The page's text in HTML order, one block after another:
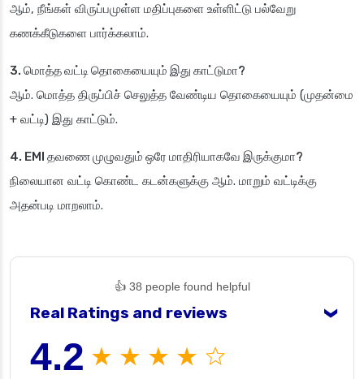
ஆம், நீங்கள் விருப்பமுள்ள மதிப்புகளை உள்ளிட்டு பல்வேறு
கணக்கீடுகளை பார்க்கலாம்.
3. மொத்த வட்டி தொகையையும் இது காட்டுமா?
ஆம். மொத்த திருப்பிச் செலுத்த வேண்டிய தொகையையும் (முதன்மை
+ வட்டி) இது காட்டும்.
4. EMI தவணை முழுவதும் ஒரே மாதிரியாகவே இருக்குமா?
நிலையான வட்டி கொண்ட கடன்களுக்கு ஆம். மாறும் வட்டிக்கு
அதன்படி மாறலாம்.
👍 38 people found helpful
Real Ratings and reviews ❯
4.2 ★ ★ ★ ★ ☆